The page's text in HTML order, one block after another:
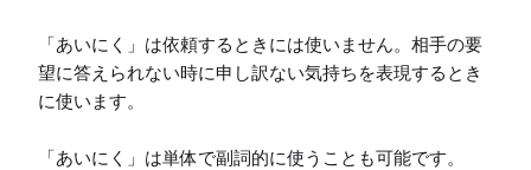
「あいにく」は依頼するときには使いません。相手の要
望に答えられない時に申し訳ない気持ちを表現するとき
に使います。
「あいにく」は単体で副詞的に使うことも可能です。